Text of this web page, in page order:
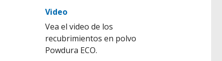
Video
Vea el video de los
recubrimientos en polvo
Powdura ECO.